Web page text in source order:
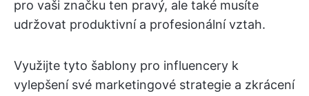
pro vaši značku ten pravý, ale také musíte
udržovat produktivní a profesionální vztah.
Využijte tyto šablony pro influencery k
vylepšení své marketingové strategie a zkrácení